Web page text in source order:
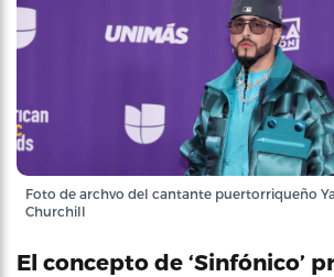
Foto de archvo del cantante puertorriqueño
Churchill
El concepto de ‘Sinfónico’